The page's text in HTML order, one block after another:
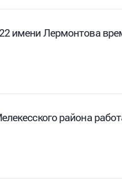
имени Лермонтова
района